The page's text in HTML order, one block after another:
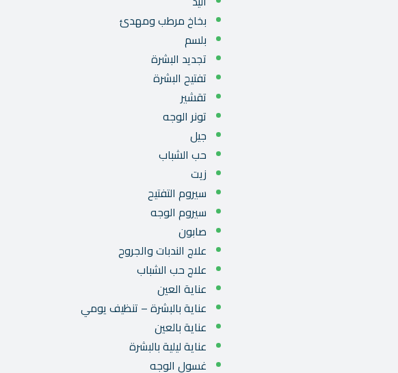
بخاخ مرطب ومهدئ
بلسم
تجديد البشرة
تفتيح البشرة
تقشير
تونر الوجه
جيل
حب الشباب
زيت
سيروم التفتيح
سيروم الوجه
صابون
علاج الندبات والجروح
علاج حب الشباب
عناية العين
عناية بالبشرة – تنظيف يومي
عناية بالعين
عناية ليلية بالبشرة
غسول الوجه